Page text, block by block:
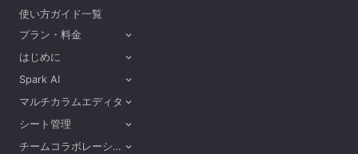
使い方ガイド一覧
プラン・料金
expand_more
はじめに expand_more
Spark AI expand_more
マルチカラムエディタ expand_more
シート管理 expand_more
チームコラボレーション expand_more